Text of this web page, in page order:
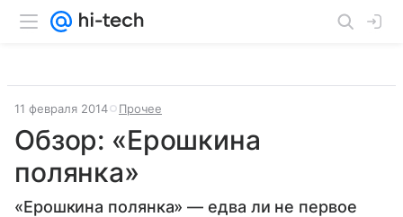
11 февраля 2014 Прочее
Обзор: «Ерошкина
полянка»
«Ерошкина полянка» — едва ли не первое